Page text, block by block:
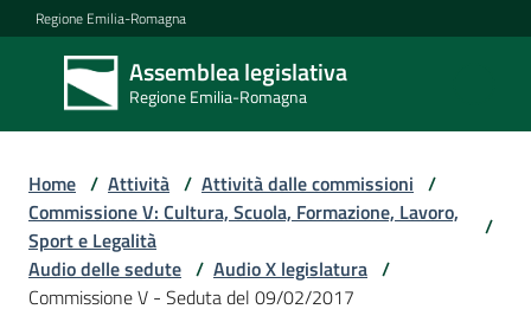
Vai al contenuto
Vai alla navigazione
Vai al footer
Regione Emilia-Romagna
Assemblea legislativa
Regione Emilia-Romagna
Assemblea
legislativa
Regione Emilia-
Assemblea
Home / Attività / Attività dalle commissioni /
Commissione V: Cultura, Scuola, Formazione, Lavoro,
Sport e Legalità
/
Audio delle sedute / Audio X legislatura /
Commissione V - Seduta del 09/02/2017